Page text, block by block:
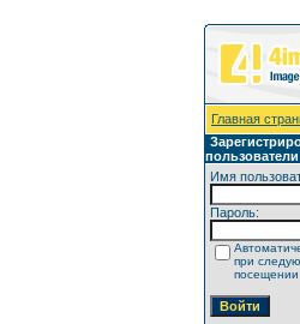
Главная
пользователи
Имя
Пароль:
при
посещении